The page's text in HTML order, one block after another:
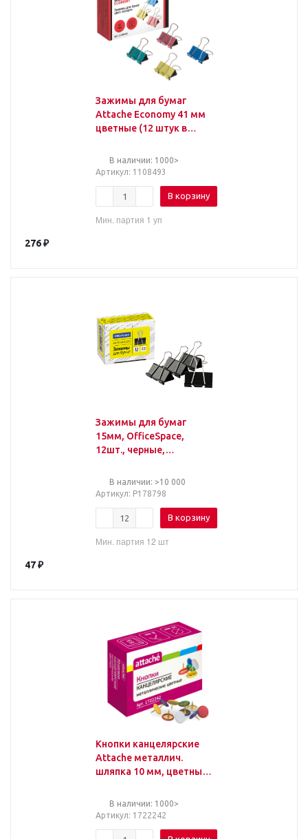
Зажимы для бумаг
Attache Economy 41 мм
цветные (12 штук в
В наличии: 1000>
Артикул: 1108493
В корзину
Мин. партия 1 уп
276₽
Зажимы для бумаг
15мм, OfficeSpace,
12шт., черные,
В наличии: >10 000
Артикул: Р178798
В корзину
Мин. партия 12 шт
47₽
Кнопки канцелярские
Attache металлич.
шляпка 10 мм, цветные
В наличии: 1000>
Артикул: 1722242